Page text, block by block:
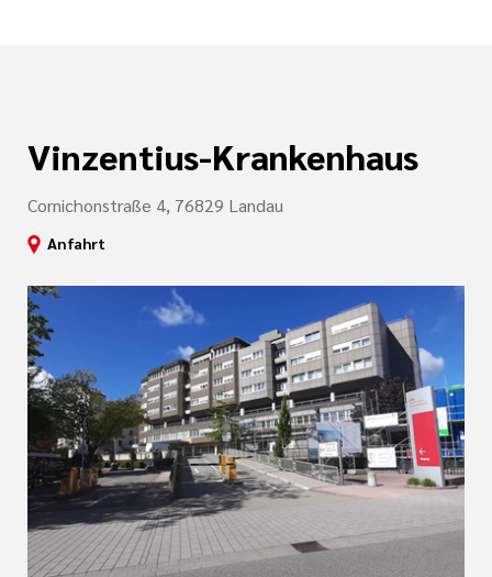
Vinzentius-Krankenhaus
Cornichonstraße 4, 76829 Landau
Anfahrt